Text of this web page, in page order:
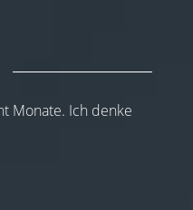
Monate. Ich denke